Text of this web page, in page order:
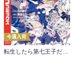
今週入荷
転生したら第七王子だったので、気ままに魔術を極めます（２４）